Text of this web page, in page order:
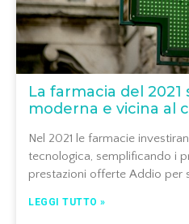
La farmacia del 2021
moderna e vicina al
Nel 2021 le farmacie
tecnologica, semplificando i
prestazioni offerte Addio per
LEGGI TUTTO »